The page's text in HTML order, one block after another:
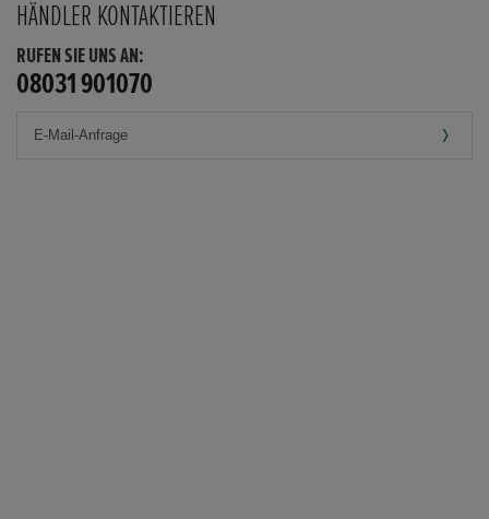
HÄNDLER KONTAKTIEREN
RUFEN SIE UNS AN:
08031 901070